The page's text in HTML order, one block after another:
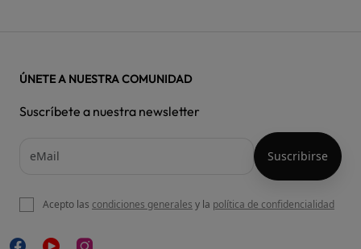
ÚNETE A NUESTRA COMUNIDAD
Suscríbete a nuestra newsletter
Acepto las condiciones generales y la política de confidencialidad